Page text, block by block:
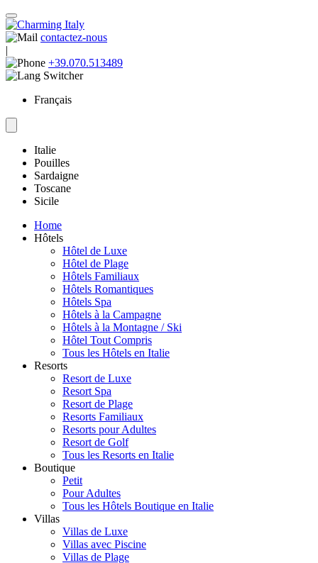
contactez-nous
|
+39.070.513489
Français
Italie
Pouilles
Sardaigne
Toscane
Sicile
Home
Hôtels
Hôtel de Luxe
Hôtel de Plage
Hôtels Familiaux
Hôtels Romantiques
Hôtels Spa
Hôtels à la Campagne
Hôtels à la Montagne / Ski
Hôtel Tout Compris
Tous les Hôtels en Italie
Resorts
Resort de Luxe
Resort Spa
Resort de Plage
Resorts Familiaux
Resorts pour Adultes
Resort de Golf
Tous les Resorts en Italie
Boutique
Petit
Pour Adultes
Tous les Hôtels Boutique en Italie
Villas
Villas de Luxe
Villas avec Piscine
Villas de Plage